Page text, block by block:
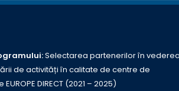
Selectarea partenerilor în
de activități în calitate de centre de
DIRECT (2021 – 2025)